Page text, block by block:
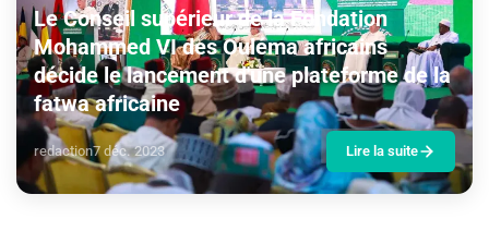
Le Conseil supérieur de la Fondation
Mohammed VI des Ouléma africains
décide le lancement d'une plateforme de la
fatwa africaine
redaction7 déc. 2023 Lire la suite